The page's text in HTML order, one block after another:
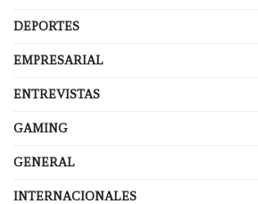
DEPORTES
EMPRESARIAL
ENTREVISTAS
GAMING
GENERAL
INTERNACIONALES